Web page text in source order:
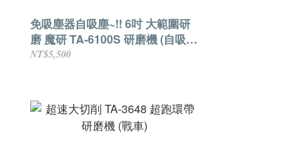
免吸塵器自吸塵~!! 6吋 大範圍研
磨 魔研 TA-6100S 研磨機 (自吸塵
款)
NT$5,500